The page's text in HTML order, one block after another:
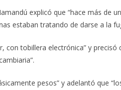
explicó que “hace más de
estaban tratando de darse a la
tobillera electrónica” y precisó
pesos” y adelantó que